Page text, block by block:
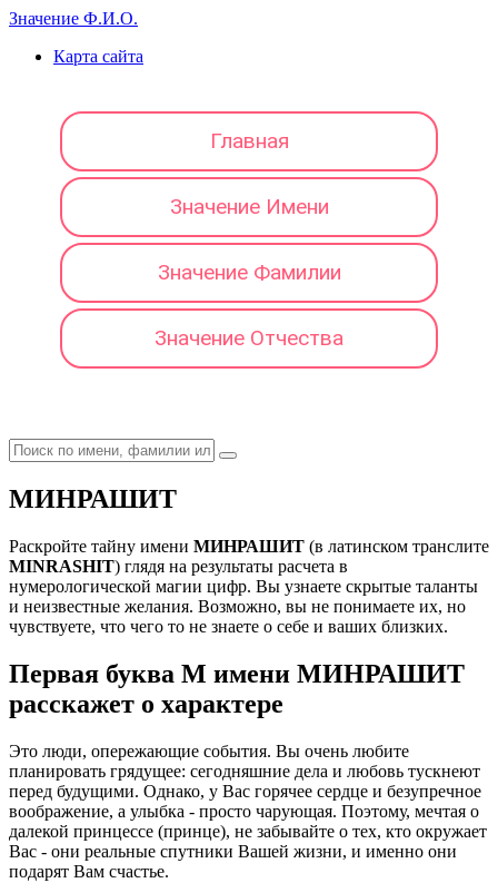
Значение Ф.И.О.
Карта сайта
Главная
Значение Имени
Значение Фамилии
Значение Отчества
МИНРАШИТ
Раскройте тайну имени МИНРАШИТ (в латинском транслите
MINRASHIT) глядя на результаты расчета в
нумерологической магии цифр. Вы узнаете скрытые таланты
и неизвестные желания. Возможно, вы не понимаете их, но
чувствуете, что чего то не знаете о себе и ваших близких.
Первая буква М имени МИНРАШИТ
расскажет о характере
Это люди, опережающие события. Вы очень любите
планировать грядущее: сегодняшние дела и любовь тускнеют
перед будущими. Однако, у Вас горячее сердце и безупречное
воображение, а улыбка - просто чарующая. Поэтому, мечтая о
далекой принцессе (принце), не забывайте о тех, кто окружает
Вас - они реальные спутники Вашей жизни, и именно они
подарят Вам счастье.